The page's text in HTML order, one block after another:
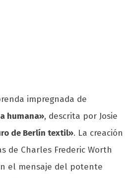
impregnada de
humana», descrita por Josie
de Berlín textil». La creación
de Charles Frederic Worth
el mensaje del potente